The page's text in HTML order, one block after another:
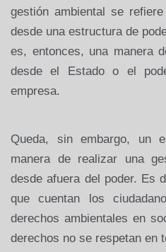
gestión ambiental se
desde una estructura de
es, entonces, una manera
desde el Estado o el
empresa.
Queda, sin embargo, un
manera de realizar una
desde afuera del poder. Es
que cuentan los
derechos ambientales en
derechos no se respetan en